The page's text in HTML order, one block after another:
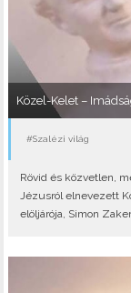
Közel-Kelet –
#Szalézi világ
Rövid és közvetlen,
Jézusról elnevezett
elöljárója, Simon